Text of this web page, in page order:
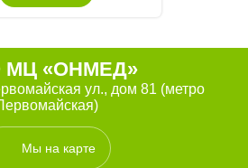
«ОНМЕД»
ул., дом 81 (метро
Мы на карте